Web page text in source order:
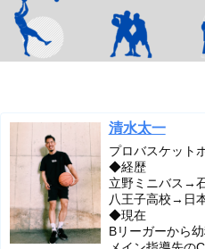
清水太一
プロバスケット
◆経歴
立野ミニバス→
八王子高校→日
◆現在
Bリーガーから